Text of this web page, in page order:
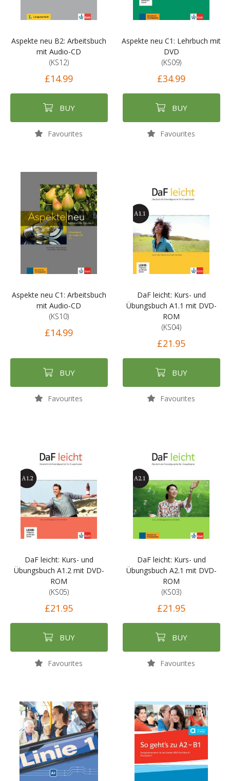
Aspekte neu B2: Arbeitsbuch
mit Audio-CD
(KS12)
£14.99
BUY
Favourites
Aspekte neu C1: Lehrbuch mit
DVD
(KS09)
£34.99
BUY
Favourites
Aspekte neu C1: Arbeitsbuch
mit Audio-CD
(KS10)
£14.99
BUY
Favourites
DaF leicht: Kurs- und
Übungsbuch A1.1 mit DVD-
ROM
(KS04)
£21.95
BUY
Favourites
DaF leicht: Kurs- und
Übungsbuch A1.2 mit DVD-
ROM
(KS05)
£21.95
BUY
Favourites
DaF leicht: Kurs- und
Übungsbuch A2.1 mit DVD-
ROM
(KS03)
£21.95
BUY
Favourites